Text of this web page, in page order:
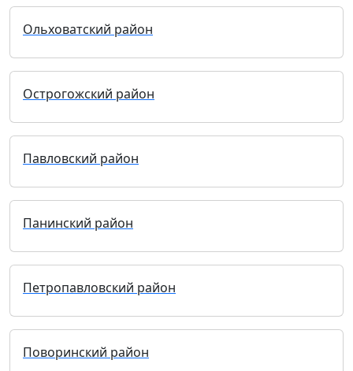
Ольховатский район
Острогожский район
Павловский район
Панинский район
Петропавловский район
Поворинский район